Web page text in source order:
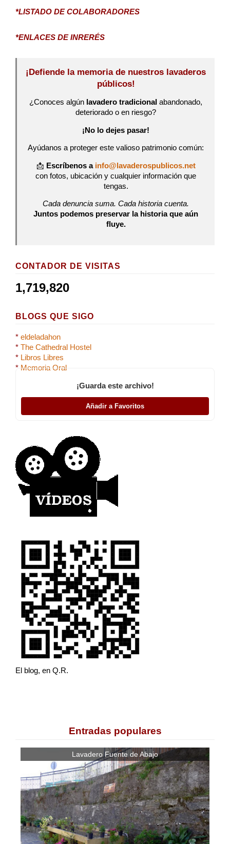
*LISTADO DE COLABORADORES
*ENLACES DE INRERÉS
¡Defiende la memoria de nuestros lavaderos
públicos!
¿Conoces algún lavadero tradicional abandonado,
deteriorado o en riesgo?
¡No lo dejes pasar!
Ayúdanos a proteger este valioso patrimonio común:
📩 Escríbenos a info@lavaderospublicos.net
con fotos, ubicación y cualquier información que
tengas.
Cada denuncia suma. Cada historia cuenta.
Juntos podemos preservar la historia que aún
fluye.
CONTADOR DE VISITAS
1,719,820
BLOGS QUE SIGO
* eldeladahon
* The Cathedral Hostel
* Libros Libres
* Memoria Oral
¡Guarda este archivo!
Añadir a Favoritos
El blog, en Q.R.
Entradas populares
Lavadero Fuente de Abajo